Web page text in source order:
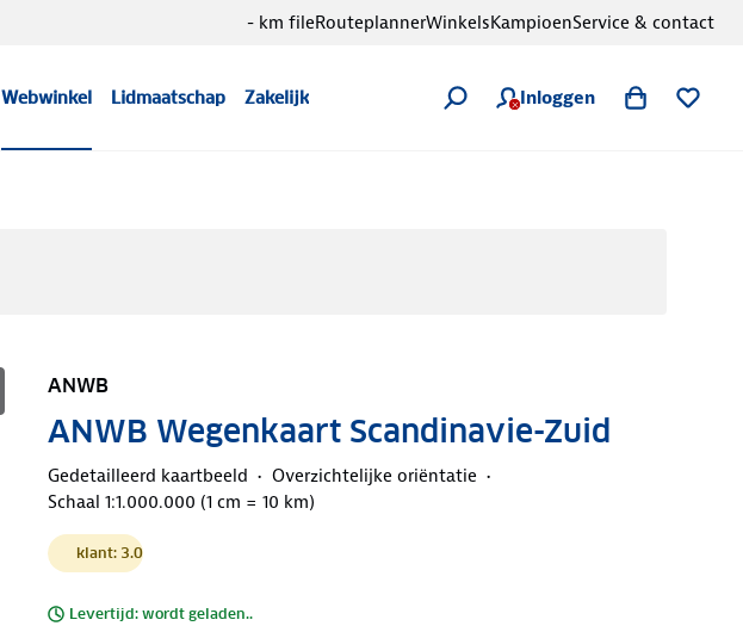
Webwinkel Lidmaatschap Zakelijk Inloggen
- km fileRouteplannerWinkelsKampioenService & contact
ANWB
ANWB Wegenkaart Scandinavie-Zuid
Gedetailleerd kaartbeeld
Overzichtelijke oriëntatie
Schaal 1:1.000.000 (1 cm = 10 km)
klant: 3.0
Levertijd: wordt geladen..